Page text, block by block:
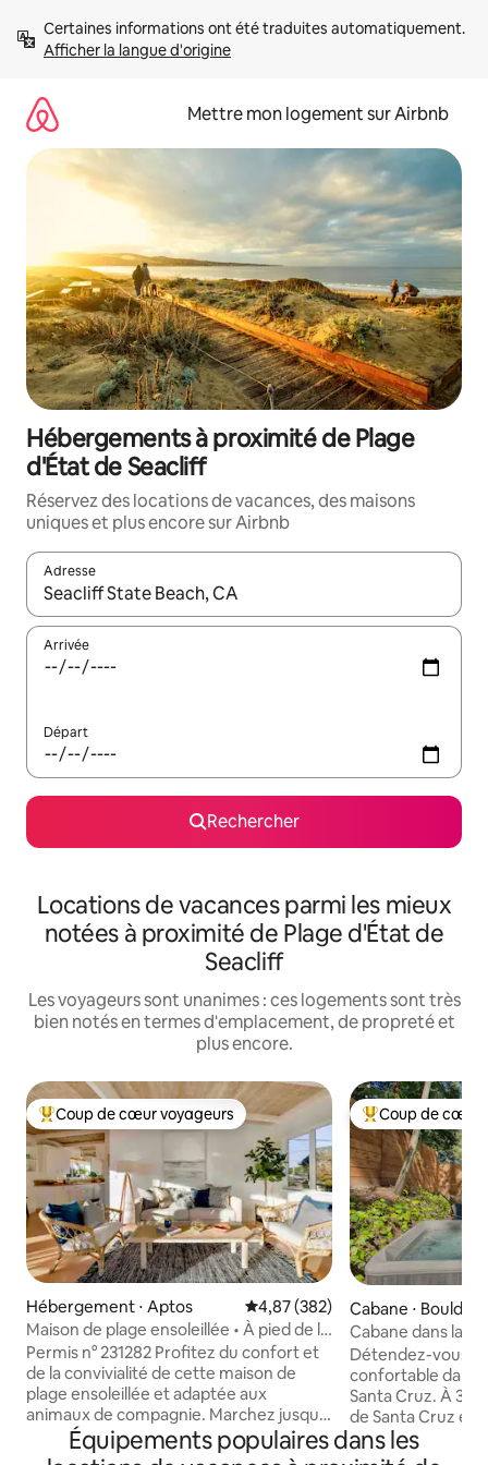
directement
Afficher la langue d'origine
Mettre mon logement sur Airbnb
Hébergements à proximité de Plage
d'État de Seacliff
Réservez des locations de vacances, des maisons
uniques et plus encore sur Airbnb
Adresse
Lorsque les résultats s'affichent, utilisez les flèches vers le
Arrivée
Départ
Rechercher
Locations de vacances parmi les mieux
notées à proximité de Plage d'État de
Seacliff
Les voyageurs sont unanimes : ces logements sont très
bien notés en termes d'emplacement, de propreté et
plus encore.
Coups de cœur voyageurs les plus appréciés
Coup de cœur voyageurs
Hébergement ⋅ Aptos Évaluation moyenne sur la
4,87 (382)
Maison de plage ensoleillée • À pied de la
plage • Peut accueillir 8 personnes
Permis n° 231282 Profitez du confort et
de la convivialité de cette maison de
plage ensoleillée et adaptée aux
animaux de compagnie. Marchez jusqu'à
la plage ! Profitez de tout ce que la ville
pittoresque d’Aptos a à offrir. Passez du
Coups de cœur
Coup de cœur
Cabane ⋅ Boulder
Cabane dans la
Détendez-vous
confortable dans
Santa Cruz. À 30
de Santa Cruz et
charmant studio
le cadre idéal
Équipements populaires dans les